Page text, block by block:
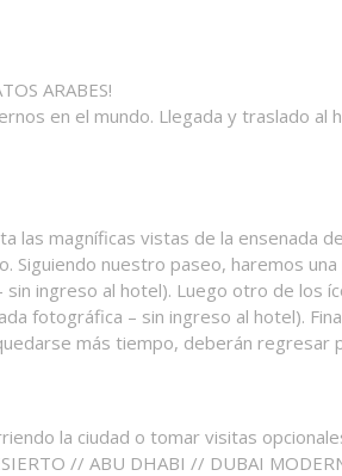
ARABES!
en el mundo. Llegada y traslado al
las magníficas vistas de la ensenada
Siguiendo nuestro paseo, haremos
ingreso al hotel). Luego otro de los
fotográfica – sin ingreso al hotel).
más tiempo, deberán regresar
la ciudad o tomar visitas
// ABU DHABI // DUBAI